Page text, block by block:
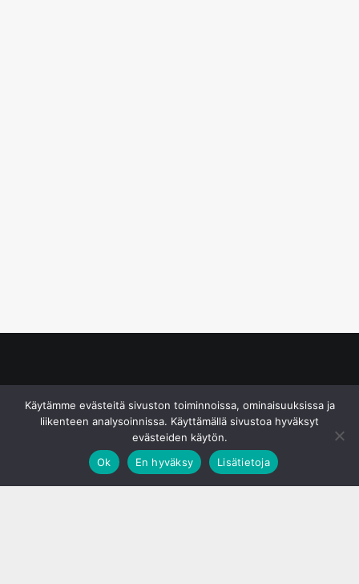
Käytämme evästeitä sivuston toiminnoissa, ominaisuuksissa ja
liikenteen analysoinnissa. Käyttämällä sivustoa hyväksyt
evästeiden käytön.
Ok
En hyväksy Lisätietoja